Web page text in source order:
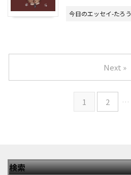
今日のエッセイ-たろう
1 2 …
Next »
検索